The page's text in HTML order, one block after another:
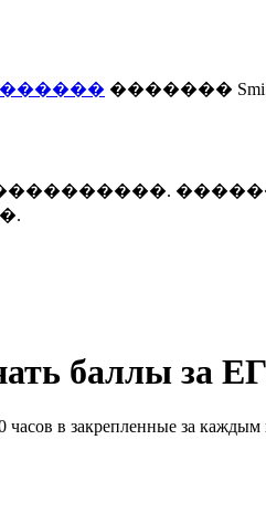
�������
баллы за
часов в закрепленные за